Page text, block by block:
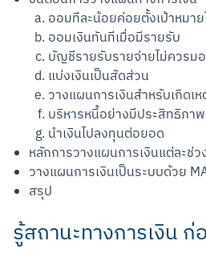
ออมทีละน้อยค่อยตั้งเป้าหมา
ออมเงินทันทีเมื่อมีรายรับ
บัญชีรายรับรายจ่ายไม่ควรม
แบ่งเงินเป็นสัดส่วน
วางแผนการเงินสำหรับเกิดเ
บริหารหนี้อย่างมีประสิทธิภาพ
นำเงินไปลงทุนต่อยอด
หลักการวางแผนการเงินแต่ละช่ว
วางแผนการเงินเป็นระบบด้วย
สรุป
รู้สถานะทางการเงิน